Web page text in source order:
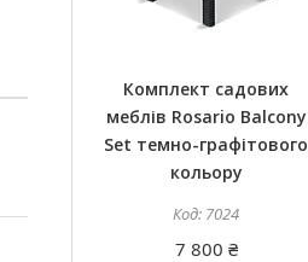
Комплект садових
меблів Rosario Balcony
Set темно-графітового
кольору
7024
7 800 ₴